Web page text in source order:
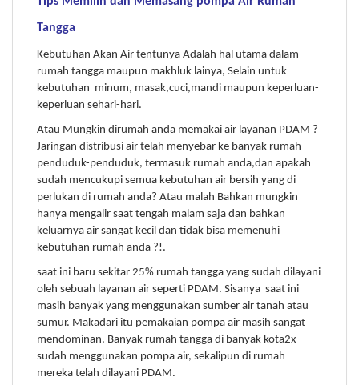
Tangga
Kebutuhan Akan Air tentunya Adalah hal utama dalam
rumah tangga maupun makhluk lainya, Selain untuk
kebutuhan minum, masak,cuci,mandi maupun keperluan-
keperluan sehari-hari.
Atau Mungkin dirumah anda memakai air layanan PDAM ?
Jaringan distribusi air telah menyebar ke banyak rumah
penduduk-penduduk, termasuk rumah anda,dan apakah
sudah mencukupi semua kebutuhan air bersih yang di
perlukan di rumah anda? Atau malah Bahkan mungkin
hanya mengalir saat tengah malam saja dan bahkan
keluarnya air sangat kecil dan tidak bisa memenuhi
kebutuhan rumah anda ?!.
saat ini baru sekitar 25% rumah tangga yang sudah dilayani
oleh sebuah layanan air seperti PDAM. Sisanya saat ini
masih banyak yang menggunakan sumber air tanah atau
sumur. Makadari itu pemakaian pompa air masih sangat
mendominan. Banyak rumah tangga di banyak kota2x
sudah menggunakan pompa air, sekalipun di rumah
mereka telah dilayani PDAM.